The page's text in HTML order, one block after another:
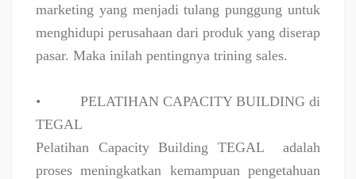
marketing yang menjadi tulang punggung untuk
menghidupi perusahaan dari produk yang diserap
pasar. Maka inilah pentingnya trining sales.
•
PELATIHAN CAPACITY BUILDING di
TEGAL
Pelatihan Capacity Building TEGAL
adalah
proses meningkatkan kemampuan pengetahuan